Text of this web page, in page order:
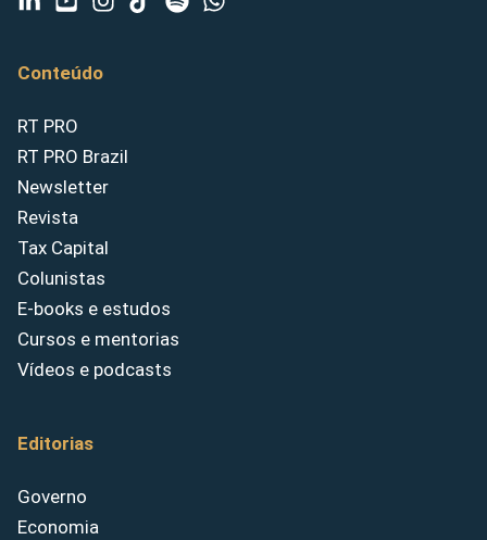
Conteúdo
RT PRO
RT PRO Brazil
Newsletter
Revista
Tax Capital
Colunistas
E-books e estudos
Cursos e mentorias
Vídeos e podcasts
Editorias
Governo
Economia